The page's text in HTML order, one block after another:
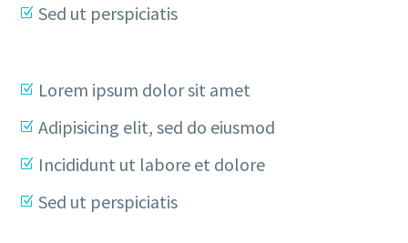
Sed ut perspiciatis
Lorem ipsum dolor sit amet
Adipisicing elit, sed do eiusmod
Incididunt ut labore et dolore
Sed ut perspiciatis